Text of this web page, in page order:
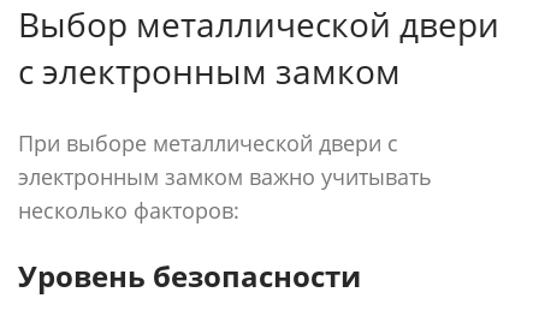
Выбор металлической двери
с электронным замком
При выборе металлической двери с
электронным замком важно учитывать
несколько факторов:
Уровень безопасности